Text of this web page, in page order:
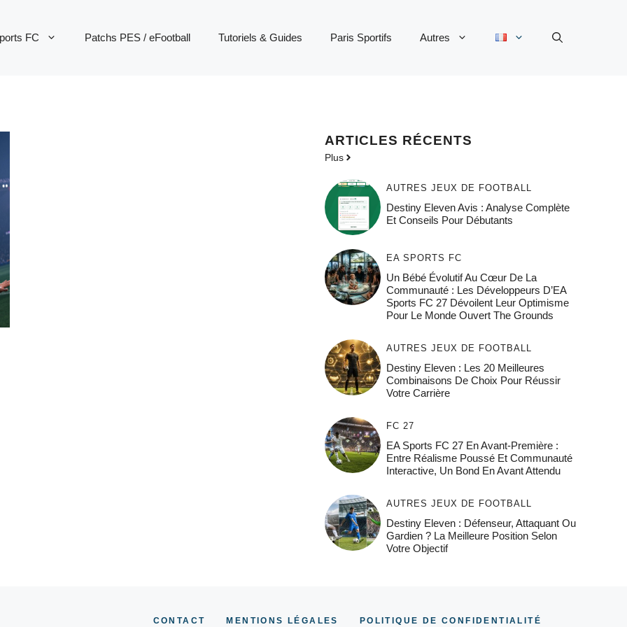
FC Patchs PES / eFootball Tutoriels & Guides Paris Sportifs Autres
ARTICLES RÉCENTS
Plus
AUTRES JEUX DE FOOTBALL
Destiny Eleven Avis : Analyse Complète
Et Conseils Pour Débutants
EA SPORTS FC
Un Bébé Évolutif Au Cœur De La
Communauté : Les Développeurs D’EA
Sports FC 27 Dévoilent Leur Optimisme
Pour Le Monde Ouvert The Grounds
AUTRES JEUX DE FOOTBALL
Destiny Eleven : Les 20 Meilleures
Combinaisons De Choix Pour Réussir
Votre Carrière
FC 27
EA Sports FC 27 En Avant-Première :
Entre Réalisme Poussé Et Communauté
Interactive, Un Bond En Avant Attendu
AUTRES JEUX DE FOOTBALL
Destiny Eleven : Défenseur, Attaquant Ou
Gardien ? La Meilleure Position Selon
Votre Objectif
CONTACT MENTIONS LÉGALES POLITIQUE DE CONFIDENTIALITÉ